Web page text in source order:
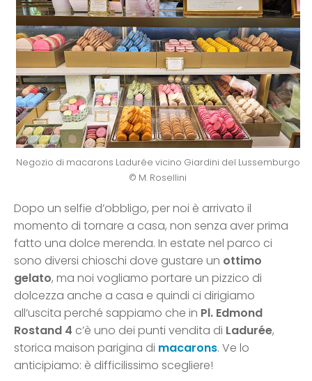
Negozio di macarons Ladurée vicino Giardini del Lussemburgo
© M. Rosellini
Dopo un selfie d’obbligo, per noi è arrivato il
momento di tornare a casa, non senza aver prima
fatto una dolce merenda. In estate nel parco ci
sono diversi chioschi dove gustare un ottimo
gelato, ma noi vogliamo portare un pizzico di
dolcezza anche a casa e quindi ci dirigiamo
all’uscita perché sappiamo che in Pl. Edmond
Rostand 4 c’è uno dei punti vendita di Ladurée,
storica maison parigina di macarons. Ve lo
anticipiamo: è difficilissimo scegliere!